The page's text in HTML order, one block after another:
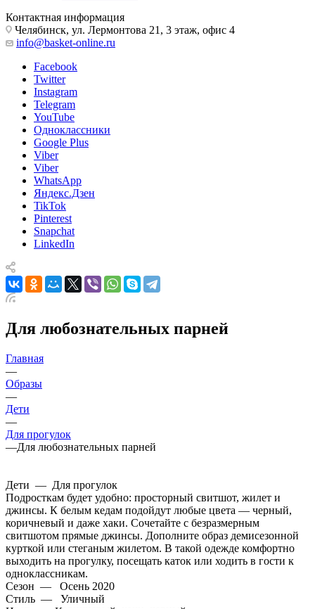
Контактная информация
Челябинск, ул. Лермонтова 21, 3 этаж, офис 4
info@basket-online.ru
Facebook
Twitter
Instagram
Telegram
YouTube
Одноклассники
Google Plus
Viber
Viber
WhatsApp
Яндекс.Дзен
TikTok
Pinterest
Snapchat
LinkedIn
Для любознательных парней
Главная
—
Образы
—
Дети
—
Для прогулок
—Для любознательных парней
Дети — Для прогулок
Подросткам будет удобно: просторный свитшот, жилет и
джинсы. К белым кедам подойдут любые цвета — черный,
коричневый и даже хаки. Сочетайте с безразмерным
свитшотом прямые джинсы. Дополните образ демисезонной
курткой или стеганым жилетом. В такой одежде комфортно
выходить на прогулку, посещать каток или ходить в гости к
одноклассникам.
Сезон —
Осень 2020
Стиль —
Уличный